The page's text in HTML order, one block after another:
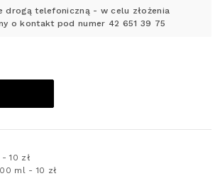
drogą telefoniczną - w celu złożenia
o kontakt pod numer 42 651 39 75
10 zł
ml - 10 zł